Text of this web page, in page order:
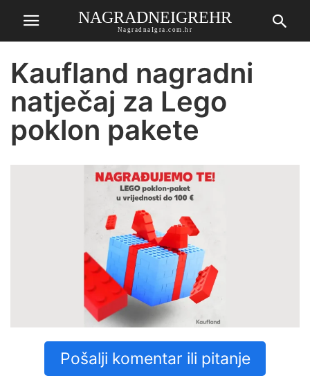
NAGRADNEIGREHR
NagradnaIgra.com.hr
Kaufland nagradni
natječaj za Lego
poklon pakete
Pošalji komentar ili pitanje